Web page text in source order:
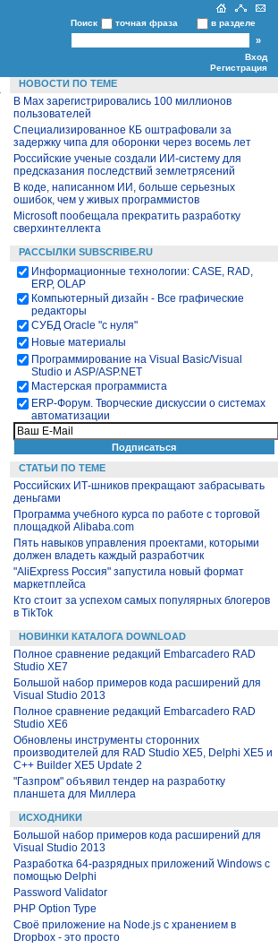
Поиск точная фраза в разделе
Вход
Регистрация
НОВОСТИ ПО ТЕМЕ
В Max зарегистрировались 100 миллионов
пользователей
Специализированное КБ оштрафовали за
задержку чипа для оборонки через восемь лет
Российские ученые создали ИИ‑систему для
предсказания последствий землетрясений
В коде, написанном ИИ, больше серьезных
ошибок, чем у живых программистов
Microsoft пообещала прекратить разработку
сверхинтеллекта
РАССЫЛКИ SUBSCRIBE.RU
Информационные технологии: CASE, RAD,
ERP, OLAP
Компьютерный дизайн - Все графические
редакторы
СУБД Oracle "с нуля"
Новые материалы
Программирование на Visual Basic/Visual
Studio и ASP/ASP.NET
Мастерская программиста
ЕRP-Форум. Творческие дискуссии о системах
автоматизации
СТАТЬИ ПО ТЕМЕ
Российских ИТ-шников прекращают забрасывать
деньгами
Программа учебного курса по работе с торговой
площадкой Alibaba.com
Пять навыков управления проектами, которыми
должен владеть каждый разработчик
"AliExpress Россия" запустила новый формат
маркетплейса
Кто стоит за успехом самых популярных блогеров
в TikTok
НОВИНКИ КАТАЛОГА DOWNLOAD
Полное сравнение редакций Embarcadero RAD
Studio XE7
Большой набор примеров кода расширений для
Visual Studio 2013
Полное сравнение редакций Embarcadero RAD
Studio XE6
Обновлены инструменты сторонних
производителей для RAD Studio XE5, Delphi XE5 и
C++ Builder XE5 Update 2
"Газпром" объявил тендер на разработку
планшета для Миллера
ИСХОДНИКИ
Большой набор примеров кода расширений для
Visual Studio 2013
Разработка 64-разрядных приложений Windows с
помощью Delphi
Password Validator
PHP Option Type
Своё приложение на Node.js с хранением в
Dropbox - это просто